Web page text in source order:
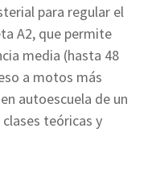
para regular el
A2, que permite
media (hasta 48
a motos más
autoescuela de un
teóricas y